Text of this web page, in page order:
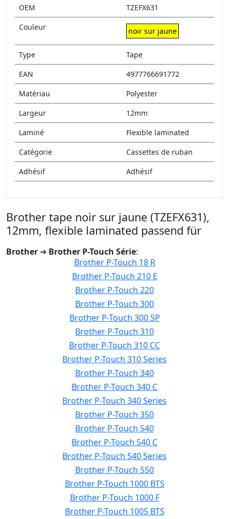
OEM
TZEFX631
Couleur
noir sur jaune
Type
Tape
EAN
4977766691772
Matériau
Polyester
Largeur
12mm
Laminé
Flexible laminated
Catégorie
Cassettes de ruban
Adhésif
Adhésif
Brother tape noir sur jaune (TZEFX631),
12mm, flexible laminated passend für
Brother ➔ Brother P-Touch Série:
Brother P-Touch 18 R
Brother P-Touch 210 E
Brother P-Touch 220
Brother P-Touch 300
Brother P-Touch 300 SP
Brother P-Touch 310
Brother P-Touch 310 CC
Brother P-Touch 310 Series
Brother P-Touch 340
Brother P-Touch 340 C
Brother P-Touch 340 Series
Brother P-Touch 350
Brother P-Touch 540
Brother P-Touch 540 C
Brother P-Touch 540 Series
Brother P-Touch 550
Brother P-Touch 1000 BTS
Brother P-Touch 1000 F
Brother P-Touch 1005 BTS